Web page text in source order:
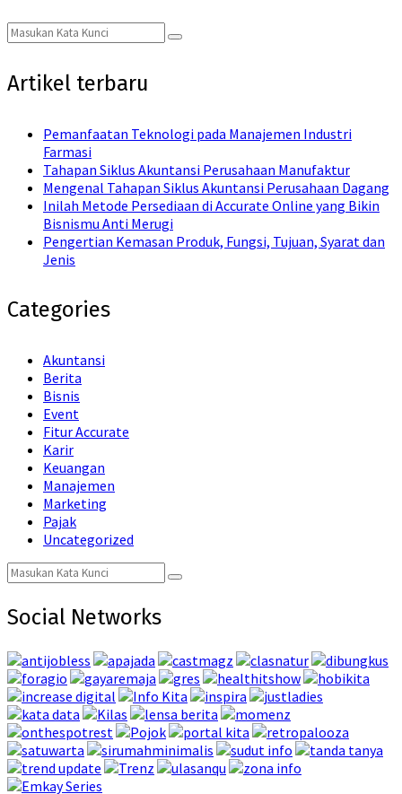
Search
for:
Search
Artikel terbaru
Pemanfaatan Teknologi pada Manajemen Industri
Farmasi
Tahapan Siklus Akuntansi Perusahaan Manufaktur
Mengenal Tahapan Siklus Akuntansi Perusahaan Dagang
Inilah Metode Persediaan di Accurate Online yang Bikin
Bisnismu Anti Merugi
Pengertian Kemasan Produk, Fungsi, Tujuan, Syarat dan
Jenis
Categories
Akuntansi
Berita
Bisnis
Event
Fitur Accurate
Karir
Keuangan
Manajemen
Marketing
Pajak
Uncategorized
Search
for:
Search
Social Networks